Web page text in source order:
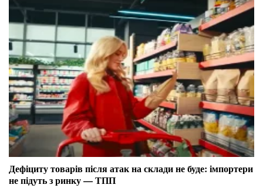
Дефіциту товарів після атак на склади не буде: імпортери
не підуть з ринку — ТПП